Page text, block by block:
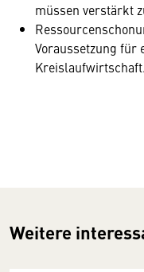
müssen verstärkt
Voraussetzung für
Kreislaufwirtschaft.
Weitere